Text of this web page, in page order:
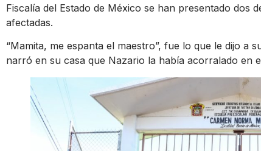
Fiscalía del Estado de México se han presentado dos
afectadas.
“Mamita, me espanta el maestro”, fue lo que le dijo a
narró en su casa que Nazario la había acorralado en